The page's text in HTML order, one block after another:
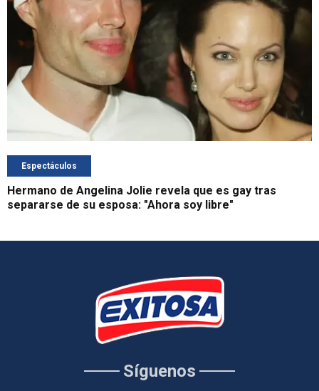
Espectáculos
Hermano de Angelina Jolie revela que es gay tras
separarse de su esposa: "Ahora soy libre"
Síguenos